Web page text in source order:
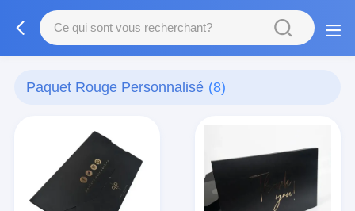
Paquet Rouge Personnalisé (8)